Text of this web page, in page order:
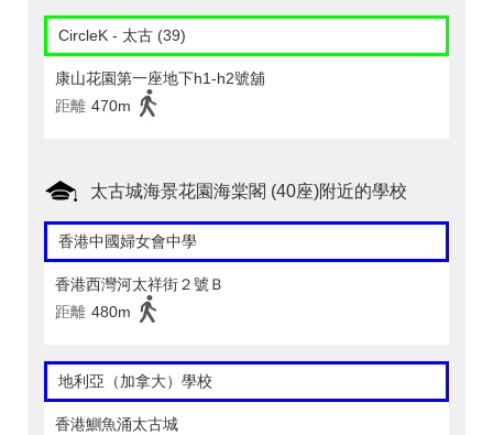
CircleK - 太古 (39)
康山花園第一座地下h1-h2號舖
距離 470m
太古城海景花園海棠閣 (40座)附近的學校
香港中國婦女會中學
香港西灣河太祥街２號Ｂ
距離 480m
地利亞（加拿大）學校
香港鰂魚涌太古城